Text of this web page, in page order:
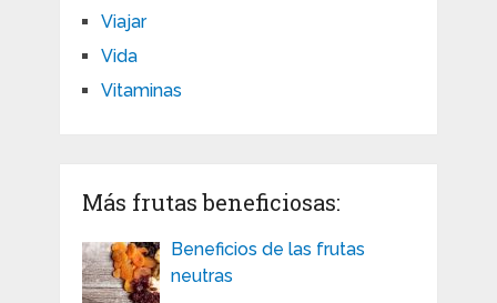
Viajar
Vida
Vitaminas
Más frutas beneficiosas:
Beneficios de las frutas
neutras